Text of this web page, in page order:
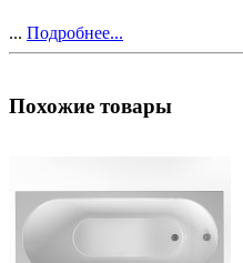
... Подробнее...
Похожие товары